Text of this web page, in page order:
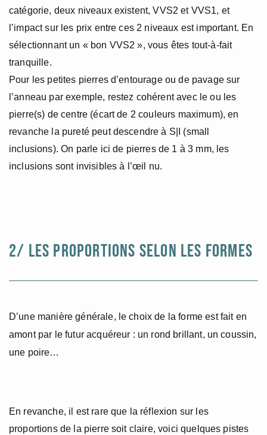
catégorie, deux niveaux existent, VVS2 et VVS1, et
l’impact sur les prix entre ces 2 niveaux est important. En
sélectionnant un « bon VVS2 », vous êtes tout-à-fait
tranquille.
Pour les petites pierres d’entourage ou de pavage sur
l’anneau par exemple, restez cohérent avec le ou les
pierre(s) de centre (écart de 2 couleurs maximum), en
revanche la pureté peut descendre à S|I (small
inclusions). On parle ici de pierres de 1 à 3 mm, les
inclusions sont invisibles à l’œil nu.
2/ LES PROPORTIONS SELON LES FORMES
D’une manière générale, le choix de la forme est fait en
amont par le futur acquéreur : un rond brillant, un coussin,
une poire…
En revanche, il est rare que la réflexion sur les
proportions de la pierre soit claire, voici quelques pistes